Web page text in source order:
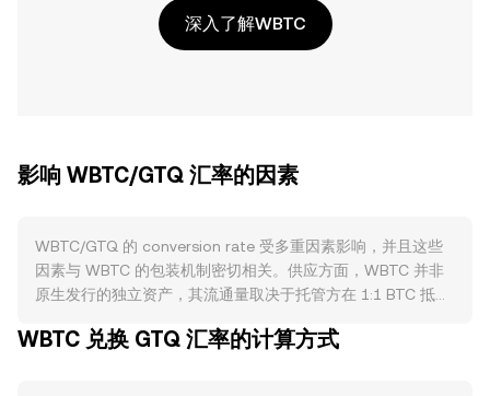
深入了解WBTC
影响 WBTC/GTQ 汇率的因素
WBTC/GTQ 的 conversion rate 受多重因素影响，并且这些
因素与 WBTC 的包装机制密切相关。供应方面，WBTC 并非
原生发行的独立资产，其流通量取决于托管方在 1:1 BTC 抵押
造等量 WBTC；当用户赎回 BTC 时，相应的 WBTC 被销毁。
WBTC 兑换 GTQ 汇率的计算方式